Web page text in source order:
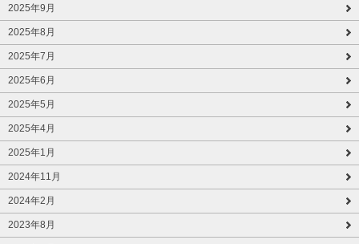
2025年9月
2025年8月
2025年7月
2025年6月
2025年5月
2025年4月
2025年1月
2024年11月
2024年2月
2023年8月